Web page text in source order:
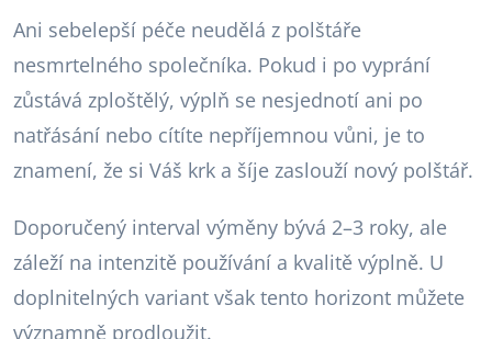
Ani sebelepší péče neudělá z polštáře
nesmrtelného společníka. Pokud i po vyprání
zůstává zploštělý, výplň se nesjednotí ani po
natřásání nebo cítíte nepříjemnou vůni, je to
znamení, že si Váš krk a šíje zaslouží nový polštář.
Doporučený interval výměny bývá 2–3 roky, ale
záleží na intenzitě používání a kvalitě výplně. U
doplnitelných variant však tento horizont můžete
významně prodloužit.